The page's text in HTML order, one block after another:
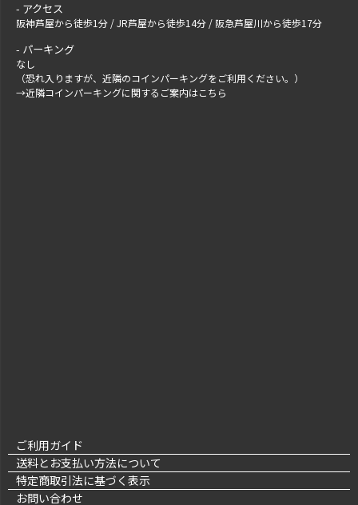
アクセス
阪神芦屋から徒歩1分 / JR芦屋から徒歩14分 / 阪急芦屋川から徒歩17分
パーキング
なし
（恐れ入りますが、近隣のコインパーキングをご利用ください。）
→近隣コインパーキングに関するご案内はこちら
ご利用ガイド
送料とお支払い方法について
特定商取引法に基づく表示
お問い合わせ